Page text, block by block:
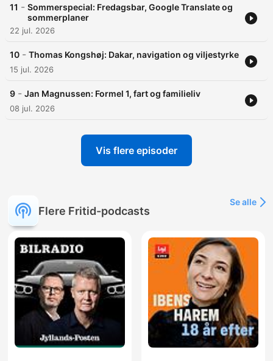
11 - Sommerspecial: Fredagsbar, Google Translate og
sommerplaner
22 jul. 2026
10 - Thomas Kongshøj: Dakar, navigation og viljestyrke
15 jul. 2026
9 - Jan Magnussen: Formel 1, fart og familieliv
08 jul. 2026
Vis flere episoder
Flere Fritid-podcasts
Se alle